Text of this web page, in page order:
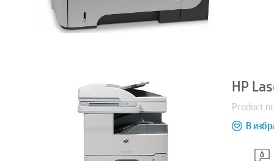
HP
Product
В